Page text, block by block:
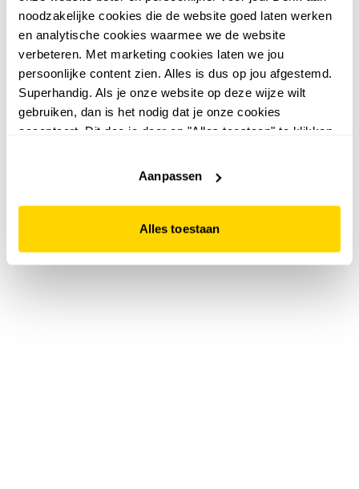
noodzakelijke cookies die de website goed laten werken
en analytische cookies waarmee we de website
verbeteren. Met marketing cookies laten we jou
persoonlijke content zien. Alles is dus op jou afgestemd.
Superhandig. Als je onze website op deze wijze wilt
gebruiken, dan is het nodig dat je onze cookies
accepteert. Dit doe je door op "Alles toestaan" te klikken.
website niet optimaal functioneert.
Aanpassen
Alles toestaan